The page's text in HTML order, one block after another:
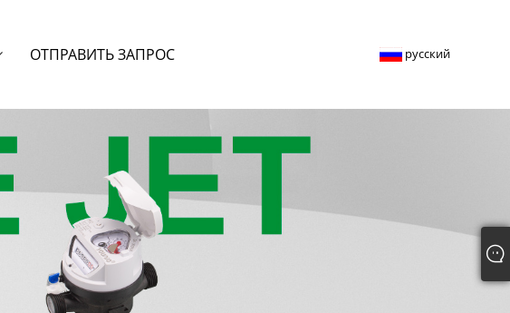
ОТПРАВИТЬ ЗАПРОС русский